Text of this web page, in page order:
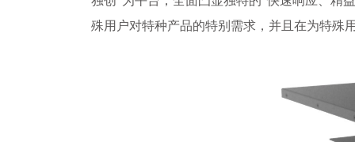
殊用户对特种产品的特别需求，并且在为特殊